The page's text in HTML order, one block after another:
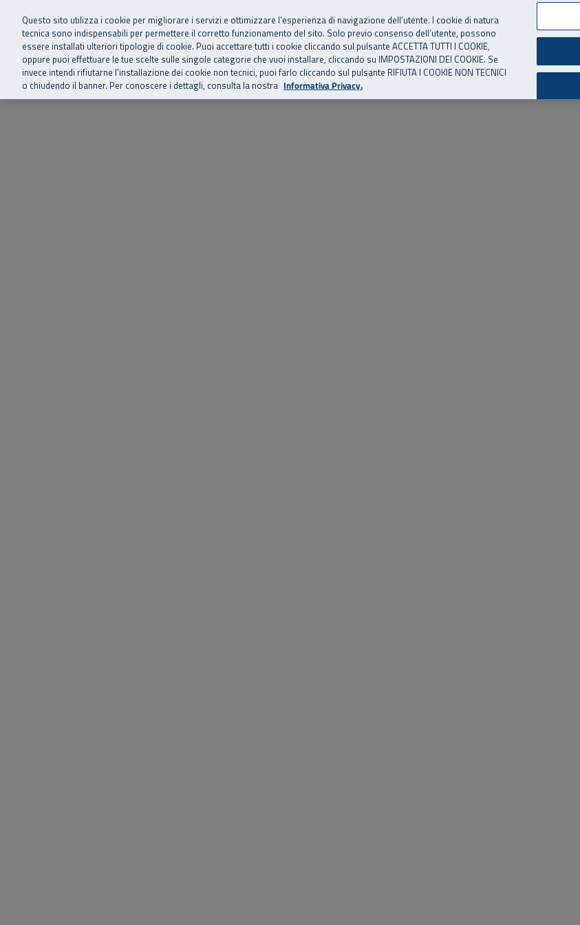
Vai al menu principale
Vai al contenuto principale
Vai al Footer
SuperAbile - il Contact Center Inail per il mondo della disabilità
Home Chi siamo Storie, news ed eventi Risorse utili Supporto
Questo sito utilizza i cookie per migliorare i servizi e ottimizzare l’esperienza di navigazione dell’utente. I cookie di natura
tecnica sono indispensabili per permettere il corretto funzionamento del sito. Solo previo consenso dell’utente, possono
essere installati ulteriori tipologie di cookie. Puoi accettare tutti i cookie cliccando sul pulsante ACCETTA TUTTI I COOKIE,
oppure puoi effettuare le tue scelte sulle singole categorie che vuoi installare, cliccando su IMPOSTAZIONI DEI COOKIE. Se
invece intendi rifiutarne l’installazione dei cookie non tecnici, puoi farlo cliccando sul pulsante RIFIUTA I COOKIE NON TECNICI
o chiudendo il banner. Per conoscere i dettagli, consulta la nostra Informativa Privacy.